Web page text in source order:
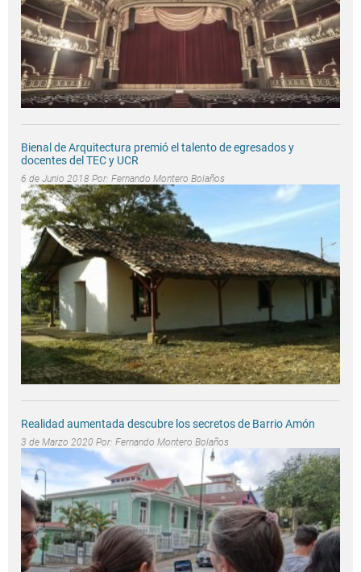
Bienal de Arquitectura premió el talento de egresados y
docentes del TEC y UCR
6 de Junio 2018 Por: Fernando Montero Bolaños
Realidad aumentada descubre los secretos de Barrio Amón
3 de Marzo 2020 Por: Fernando Montero Bolaños